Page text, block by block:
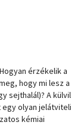
érzékelik a
hogy mi lesz a
sejthalál)? A
olyan jelátviteli
kémiai